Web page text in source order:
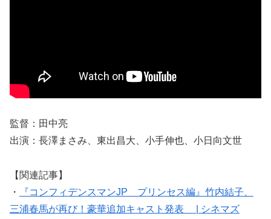
監督：田中亮
出演：長澤まさみ、東出昌大、小手伸也、小日向文世
【関連記事】
・
『コンフィデンスマンJP プリンセス編』竹内結子、
三浦春馬が再び！豪華追加キャスト発表 | シネマズ